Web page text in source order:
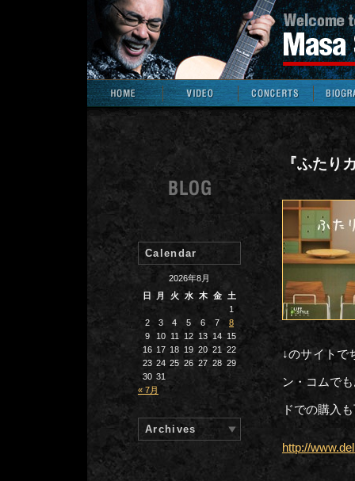
『ふたり
↓のサイトで
ン・コムで
ドでの購入
http://
Calendar
2026年8月
日
月 火 水 木 金
土
1
2
3 4 5 6 7
8
9
10 11 12 13 14 15
16 17 18 19 20 21
22
23 24 25 26 27 28 29
30 31
« 7月
Archives